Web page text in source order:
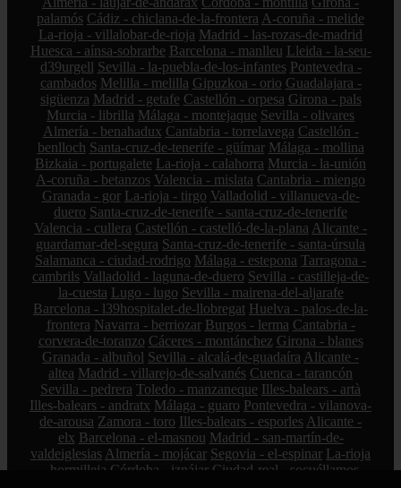
palamós Cádiz - chiclana-de-la-frontera A-coruña - melide
La-rioja - villalobar-de-rioja Madrid - las-rozas-de-madrid
Huesca - aínsa-sobrarbe Barcelona - manlleu Lleida - la-seu-
d39urgell Sevilla - la-puebla-de-los-infantes Pontevedra -
cambados Melilla - melilla Gipuzkoa - orio Guadalajara -
sigüenza Madrid - getafe Castellón - orpesa Girona - pals
Murcia - librilla Málaga - montejaque Sevilla - olivares
Almería - benahadux Cantabria - torrelavega Castellón -
benlloch Santa-cruz-de-tenerife - güímar Málaga - mollina
Bizkaia - portugalete La-rioja - calahorra Murcia - la-unión
A-coruña - betanzos Valencia - mislata Cantabria - miengo
Granada - gor La-rioja - tirgo Valladolid - villanueva-de-
duero Santa-cruz-de-tenerife - santa-cruz-de-tenerife
Valencia - cullera Castellón - castelló-de-la-plana Alicante -
guardamar-del-segura Santa-cruz-de-tenerife - santa-úrsula
Salamanca - ciudad-rodrigo Málaga - estepona Tarragona -
cambrils Valladolid - laguna-de-duero Sevilla - castilleja-de-
la-cuesta Lugo - lugo Sevilla - mairena-del-aljarafe
Barcelona - l39hospitalet-de-llobregat Huelva - palos-de-la-
frontera Navarra - berriozar Burgos - lerma Cantabria -
corvera-de-toranzo Cáceres - montánchez Girona - blanes
Granada - albuñol Sevilla - alcalá-de-guadaíra Alicante -
altea Madrid - villarejo-de-salvanés Cuenca - tarancón
Sevilla - pedrera Toledo - manzaneque Illes-balears - artà
Illes-balears - andratx Málaga - guaro Pontevedra - vilanova-
de-arousa Zamora - toro Illes-balears - esporles Alicante -
elx Barcelona - el-masnou Madrid - san-martín-de-
valdeiglesias Almería - mojácar Segovia - el-espinar La-rioja
- hormilleja Córdoba - iznájar Ciudad-real - socuéllamos